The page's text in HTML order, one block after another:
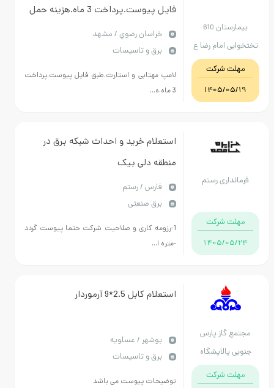
بیمارستان 610
امام رضا ع
شرکت
1405/
فایل پیوست.پرداخت 3 ماه.هزینه حمل
تا درب بیمارستان به عهده فروشنده
.پیش فاکتور ضمیمه گردد.
خراسان رضوي / مشهد
برق و تاسیسات
لامپ مهتابی و استارت.طبق فایل پیوست.پرداخت
3 ماه.ه...
رستم
شرکت
1405/
استعلام خرید و احداث شبکه برق در
منطقه دلی بیک
فارس / رستم
برق صنعتی
1-رزومه کاری و صلاحیت شرکت حتما پیوست گردد
-متره ا...
گاز پارس
چهارم
شرکت
استعلام کابل 2.5*9 آرموردار
بوشهر / عسلویه
برق و تاسیسات
توضیحات پیوست می باشد